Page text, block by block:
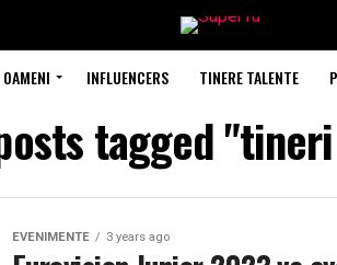
OAMENI INFLUENCERS TINERE TALENTE
tagged
EVENIMENTE 3 years ago